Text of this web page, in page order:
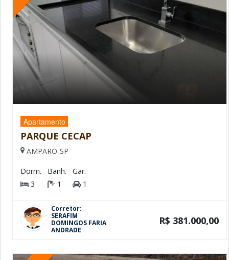
Apartamento
PARQUE CECAP
AMPARO-SP
Dorm.
3
Banh.
1
Gar.
1
Corretor:
SERAFIM
DOMINGOS FARIA
ANDRADE
R$ 381.000,00